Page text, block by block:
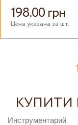
198.00 грн
Цена указана за шт.
1
КУПИТИ
Инструментарий